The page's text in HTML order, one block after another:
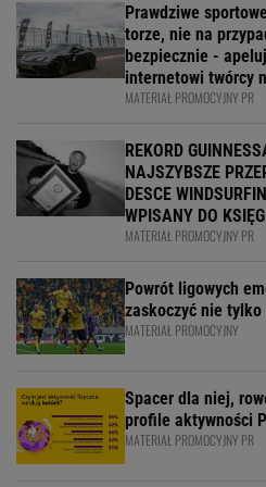
Prawdziwe
torze, nie na
bezpiecznie -
internetowi twórcy
MATERIAŁ PROMOCYJNY PR
REKORD
NAJSZYBSZE
DESCE
WPISANY DO
MATERIAŁ PROMOCYJNY PR
Powrót ligowych
zaskoczyć nie tylko
MATERIAŁ PROMOCYJNY
Spacer dla niej,
profile aktywności
MATERIAŁ PROMOCYJNY PR